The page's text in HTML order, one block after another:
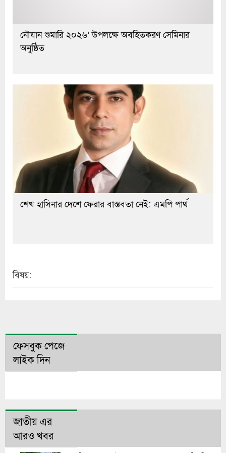
নৌযান শুমারি ২০২৬’ উপলক্ষে অবহিতকরণ সেমিনার
অনুষ্ঠিত
শেখ হাসিনার দেশে ফেরার বাস্তবতা নেই: এমপি পার্থ
বিষয়:
ফেসবুক পেজে
লাইক দিন
জাতীয় এর
আরও খবর